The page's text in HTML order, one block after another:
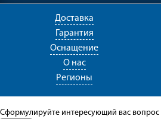
Доставка
Гарантия
Оснащение
О нас
Регионы
Сформулируйте интересующий вас вопрос